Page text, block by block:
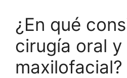
¿En qué
cirugía oral y
maxilofacial?